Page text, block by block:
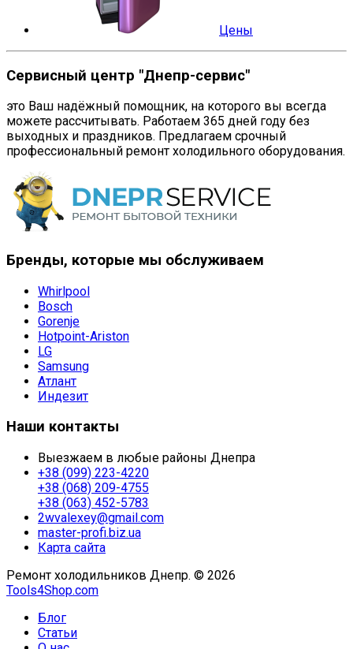
Цены
Сервисный центр "Днепр-сервис"
это Ваш надёжный помощник, на которого вы всегда
можете рассчитывать. Работаем 365 дней году без
выходных и праздников. Предлагаем срочный
профессиональный ремонт холодильного оборудования.
Бренды, которые мы обслуживаем
Whirlpool
Bosch
Gorenje
Hotpoint-Ariston
LG
Samsung
Атлант
Индезит
Наши контакты
Выезжаем в любые районы Днепра
+38 (099) 223-4220
+38 (068) 209-4755
+38 (063) 452-5783
2wvalexey@gmail.com
master-profi.biz.ua
Карта сайта
Ремонт холодильников Днепр. © 2026
Tools4Shop.com
Блог
Статьи